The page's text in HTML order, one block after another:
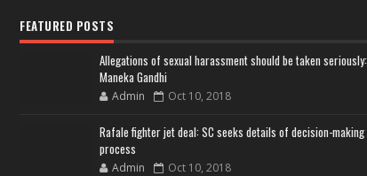
FEATURED POSTS
Allegations of sexual harassment should be taken seriously:
Maneka Gandhi
Admin Oct 10, 2018
Rafale fighter jet deal: SC seeks details of decision-making
process
Admin Oct 10, 2018